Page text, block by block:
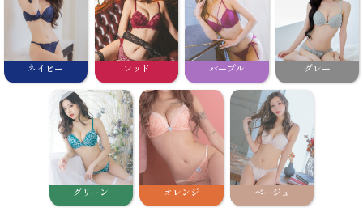
ネイビー レッド パープル グレー
グリーン オレンジ ベージュ